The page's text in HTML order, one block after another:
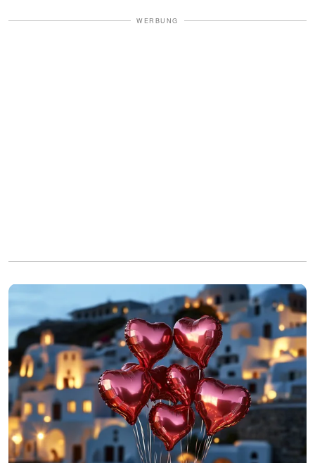
WERBUNG